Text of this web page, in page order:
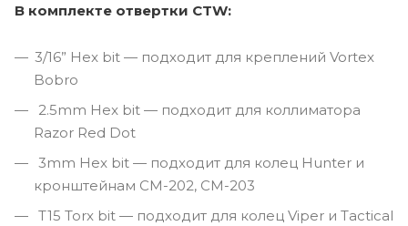
В комплекте отвертки CTW:
3/16” Hex bit — подходит для креплений Vortex
Bobro
2.5mm Hex bit — подходит для коллиматора
Razor Red Dot
3mm Hex bit — подходит для колец Hunter и
кронштейнам CM-202, CM-203
T15 Torx bit — подходит для колец Viper и Tactical